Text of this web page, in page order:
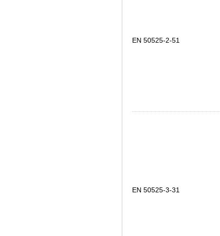
EN 50525-2-51
EN 50525-3-31